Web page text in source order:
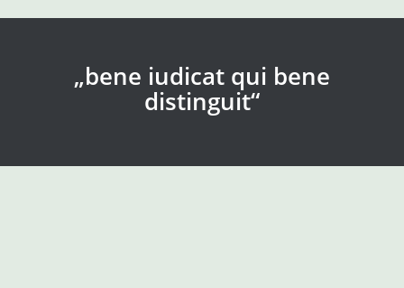
„bene iudicat qui bene
distinguit“